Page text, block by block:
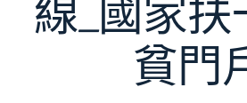
線_國家
貧門